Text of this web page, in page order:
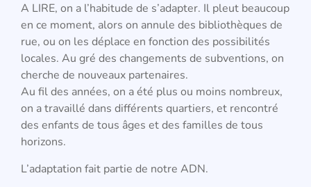
A LIRE, on a l’habitude de s’adapter. Il pleut beaucoup
en ce moment, alors on annule des bibliothèques de
rue, ou on les déplace en fonction des possibilités
locales. Au gré des changements de subventions, on
cherche de nouveaux partenaires.
Au fil des années, on a été plus ou moins nombreux,
on a travaillé dans différents quartiers, et rencontré
des enfants de tous âges et des familles de tous
horizons.
L’adaptation fait partie de notre ADN.